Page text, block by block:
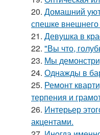
20. Домашний
спешке
21. Девушка в
22. "Вы что,
23. Мы
24. Однажды в
25. Ремонт
терпения и
26. Интерьер
акцентами.